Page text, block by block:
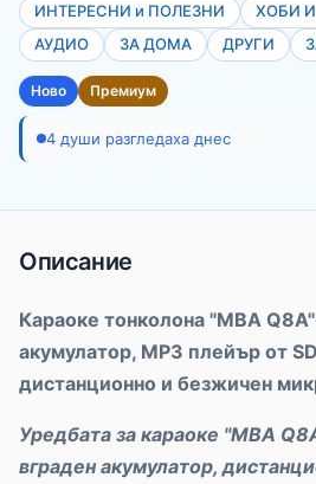
ИНТЕРЕСНИ и ПОЛЕЗНИ
ХОБИ
АУДИО
ЗА ДОМА ДРУГИ
Ново Премиум
4 души разгледаха днес
Описание
Караоке тонколона "MBA
акумулатор, МР3 плейър от
дистанционно и безжичен
Уредбата за караоке "MBA
вграден акумулатор,